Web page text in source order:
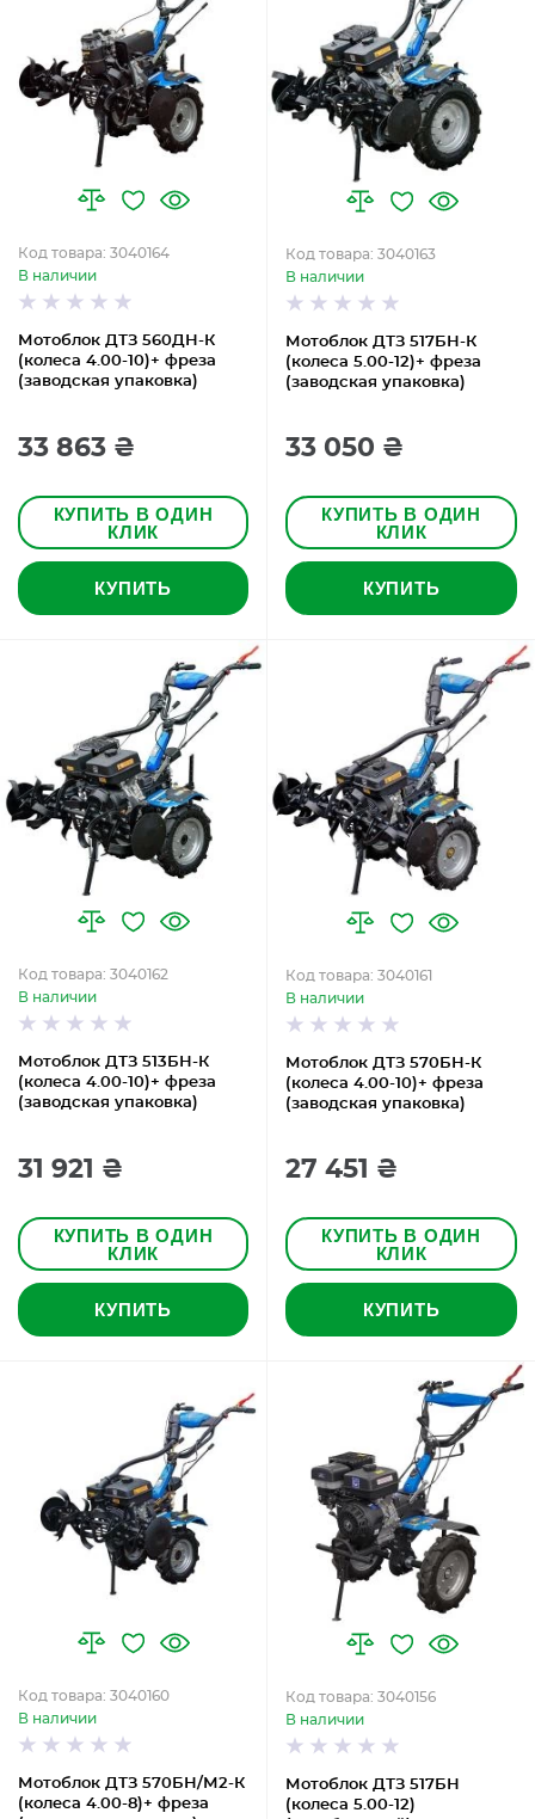
Мотоблок ДТЗ 560ДН-К
(колеса 4.00-10)+ фреза
(заводская упаковка)
Код товара: 3040164
В наличии
33 863 ₴
КУПИТЬ В ОДИН
КЛИК
КУПИТЬ
Мотоблок ДТЗ 517БН-К
(колеса 5.00-12)+ фреза
(заводская упаковка)
Код товара: 3040163
В наличии
33 050 ₴
КУПИТЬ В ОДИН
КЛИК
КУПИТЬ
Мотоблок ДТЗ 513БН-К
(колеса 4.00-10)+ фреза
(заводская упаковка)
Код товара: 3040162
В наличии
31 921 ₴
КУПИТЬ В ОДИН
КЛИК
КУПИТЬ
Мотоблок ДТЗ 570БН-К
(колеса 4.00-10)+ фреза
(заводская упаковка)
Код товара: 3040161
В наличии
27 451 ₴
КУПИТЬ В ОДИН
КЛИК
КУПИТЬ
Мотоблок ДТЗ 570БН/М2-К
(колеса 4.00-8)+ фреза
Код товара: 3040160
В наличии
Мотоблок ДТЗ 517БН
(колеса 5.00-12)
Код товара: 3040156
В наличии